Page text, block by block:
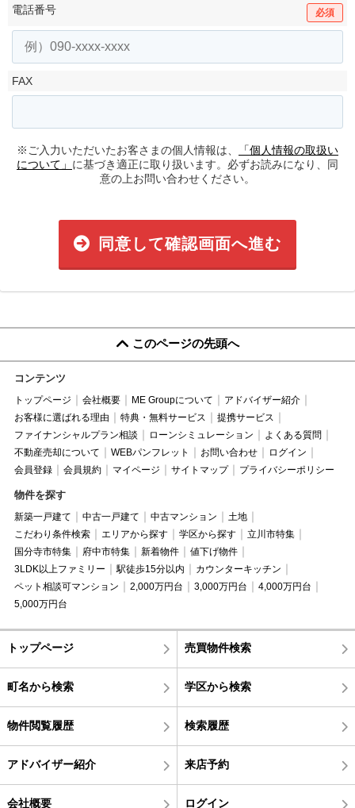
電話番号 必須
FAX
※ご入力いただいたお客さまの個人情報は、
「個人情報の取扱い
について」 に基づき適正に取り扱います。必ずお読みになり、同
意の上お問い合わせください。
同意して確認画面へ進む
このページの先頭へ
コンテンツ
トップページ 会社概要 ME Groupについて
アドバイザー紹介
お客様に選ばれる理由
特典・無料サービス
提携サービス
ファイナンシャルプラン相談
ローンシミュレーション
よくある質問
不動産売却について
WEBパンフレット お問い合わせ
ログイン
会員登録
会員規約 マイページ サイトマップ プライバシーポリシー
物件を探す
新築一戸建て 中古一戸建て 中古マンション
土地
こだわり条件検索
エリアから探す 学区から探す
立川市特集
国分寺市特集
府中市特集 新着物件
値下げ物件
3LDK以上ファミリー
駅徒歩15分以内
カウンターキッチン
ペット相談可マンション
2,000万円台 3,000万円台
4,000万円台
5,000万円台
トップページ 売買物件検索
町名から検索 学区から検索
物件閲覧履歴 検索履歴
アドバイザー紹介 来店予約
会社概要 ログイン